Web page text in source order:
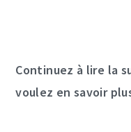
Continuez à lire la
voulez en savoir